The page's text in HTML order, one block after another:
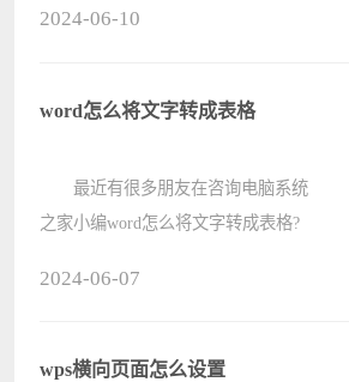
色的文字。 2、接着，
2024-06-10
word怎么将文字转成表格
最近有很多朋友在咨询电脑系统
之家小编word怎么将文字转成表格?
有需要的朋友哦。 1.首先，在
2024-06-07
wps横向页面怎么设置